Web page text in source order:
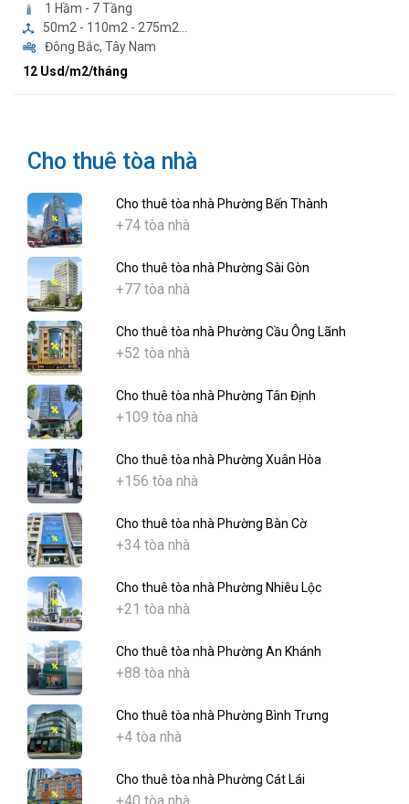
1 Hầm - 7 Tầng
50m2 - 110m2 - 275m2...
Đông Bắc, Tây Nam
12 Usd/m2/tháng
Cho thuê tòa nhà
Cho thuê tòa nhà Phường Bến Thành
+74 tòa nhà
Cho thuê tòa nhà Phường Sài Gòn
+77 tòa nhà
Cho thuê tòa nhà Phường Cầu Ông Lãnh
+52 tòa nhà
Cho thuê tòa nhà Phường Tân Định
+109 tòa nhà
Cho thuê tòa nhà Phường Xuân Hòa
+156 tòa nhà
Cho thuê tòa nhà Phường Bàn Cờ
+34 tòa nhà
Cho thuê tòa nhà Phường Nhiêu Lộc
+21 tòa nhà
Cho thuê tòa nhà Phường An Khánh
+88 tòa nhà
Cho thuê tòa nhà Phường Bình Trưng
+4 tòa nhà
Cho thuê tòa nhà Phường Cát Lái